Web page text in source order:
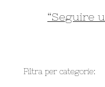
“Seguire
Filtra per categorie: